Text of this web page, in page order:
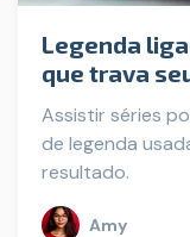
Legenda
que trava
Assistir séries
de legenda
resultado.
Amy